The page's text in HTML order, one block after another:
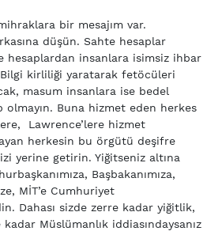
bir mesajım var.
düşün. Sahte hesaplar
hesaplardan insanlara isimsiz ihbar
kirliliği yaratarak fetöcüleri
masum insanlara ise bedel
Buna hizmet eden herkes
Lawrence’lere hizmet
herkesin bu örgütü deşifre
yerine getirin. Yiğitseniz altına
Başbakanımıza,
MİT’e Cumhuriyet
Dahası sizde zerre kadar yiğitlik,
Müslümanlık iddiasındaysanız